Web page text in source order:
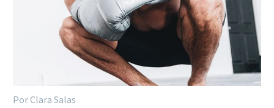
Por Clara Salas